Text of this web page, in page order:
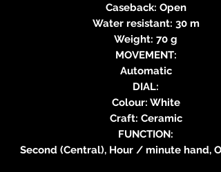
Caseback: Open
Water resistant: 30 m
Weight: 70 g
MOVEMENT:
Automatic
DIAL:
Colour: White
Craft: Ceramic
FUNCTION:
Second (Central), Hour / minute hand,